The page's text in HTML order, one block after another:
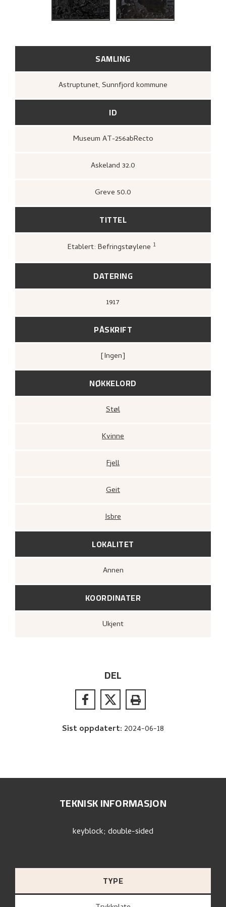
SAMLING
Astruptunet, Sunnfjord kommune
ID
Museum AT-256abRecto
Askeland 32.0
Greve 50.0
TITTEL
Etablert: Befringstøylene 1
DATERING
1917
PÅSKRIFT
[ingen]
NØKKELORD
Støl
Kvinne
Fjell
Geit
Isbre
LOKALITET
Annen
KOORDINATER
Ukjent
DEL
Sist oppdatert: 2024-06-18
TEKNISK INFORMASJON
TYPE
keyblock; double-sided